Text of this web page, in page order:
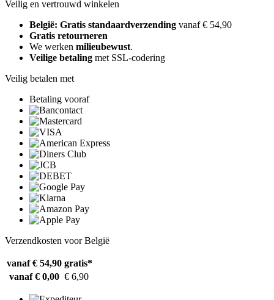
Veilig en vertrouwd winkelen
België: Gratis standaardverzending vanaf € 54,90
Gratis retourneren
We werken milieubewust.
Veilige betaling met SSL-codering
Veilig betalen met
Betaling vooraf
Verzendkosten voor België
vanaf € 54,90 gratis*
vanaf € 0,00 € 6,90